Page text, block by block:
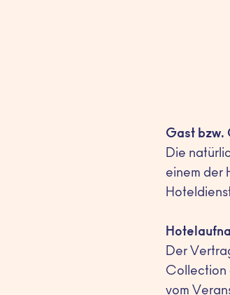
Gast bzw.
Die
einem der
Der
Collection
vom